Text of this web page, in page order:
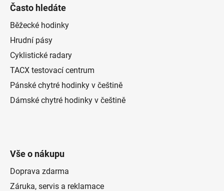
Často hledáte
Běžecké hodinky
Hrudní pásy
Cyklistické radary
TACX testovací centrum
Pánské chytré hodinky v češtině
Dámské chytré hodinky v češtině
Vše o nákupu
Doprava zdarma
Záruka, servis a reklamace